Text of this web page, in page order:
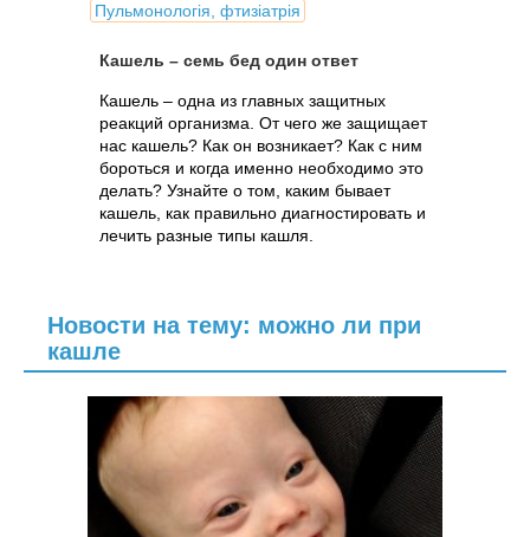
Пульмонологія, фтизіатрія
Кашель – семь бед один ответ
Кашель – одна из главных защитных
реакций организма. От чего же защищает
нас кашель? Как он возникает? Как с ним
бороться и когда именно необходимо это
делать? Узнайте о том, каким бывает
кашель, как правильно диагностировать и
лечить разные типы кашля.
Новости на тему: можно ли при
кашле